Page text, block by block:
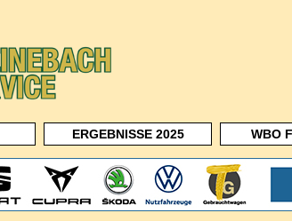
ERGEBNISSE 2025 WBO